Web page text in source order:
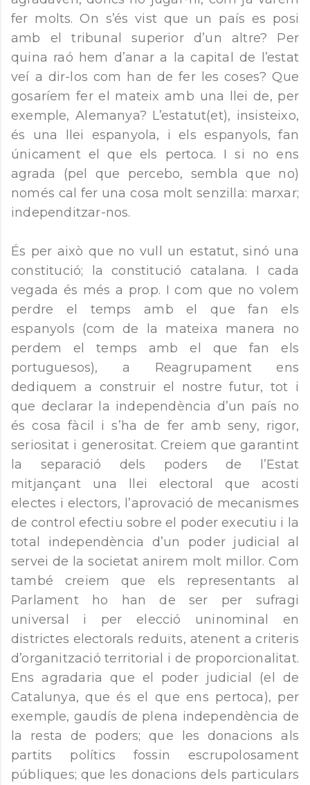
fer molts. On s’és vist que un país es posi
amb el tribunal superior d’un altre? Per
quina raó hem d’anar a la capital de l’estat
veí a dir-los com han de fer les coses? Que
gosaríem fer el mateix amb una llei de, per
exemple, Alemanya? L’estatut(et), insisteixo,
és una llei espanyola, i els espanyols, fan
únicament el que els pertoca. I si no ens
agrada (pel que percebo, sembla que no)
només cal fer una cosa molt senzilla: marxar;
independitzar-nos.
És per això que no vull un estatut, sinó una
constitució; la constitució catalana. I cada
vegada és més a prop. I com que no volem
perdre el temps amb el que fan els
espanyols (com de la mateixa manera no
perdem el temps amb el que fan els
portuguesos), a Reagrupament ens
dediquem a construir el nostre futur, tot i
que declarar la independència d’un país no
és cosa fàcil i s’ha de fer amb seny, rigor,
seriositat i generositat. Creiem que garantint
la separació dels poders de l’Estat
mitjançant una llei electoral que acosti
electes i electors, l’aprovació de mecanismes
de control efectiu sobre el poder executiu i la
total independència d’un poder judicial al
servei de la societat anirem molt millor. Com
també creiem que els representants al
Parlament ho han de ser per sufragi
universal i per elecció uninominal en
districtes electorals reduïts, atenent a criteris
d’organització territorial i de proporcionalitat.
Ens agradaria que el poder judicial (el de
Catalunya, que és el que ens pertoca), per
exemple, gaudís de plena independència de
la resta de poders; que les donacions als
partits polítics fossin escrupolosament
públiques; que les donacions dels particulars